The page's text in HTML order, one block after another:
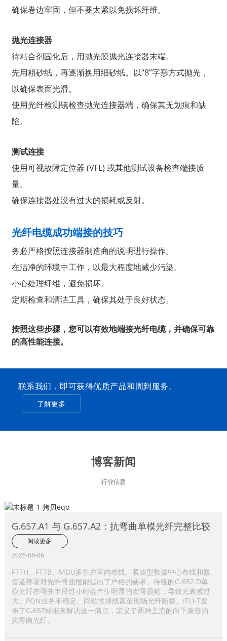
确保卷边牢固，但不要太紧以免损坏纤维。
抛光连接器
待粘合剂固化后，用抛光膜抛光连接器末端。
先用粗砂纸，再逐渐换用细砂纸。以“8”字形方式抛光，
以确保表面光滑。
使用光纤检测镜检查抛光连接器端，确保其无划痕和缺
陷。
测试连接
使用可视故障定位器 (VFL) 或其他测试设备检查端接质
量。
确保连接器处没有过大的损耗或反射。
光纤电缆成功端接的技巧
务必严格按照连接器制造商的说明进行操作。
在洁净的环境中工作，以最大程度地减少污染。
小心处理纤维，避免损坏。
定期检查和清洁工具，确保其处于良好状态。
按照这些步骤，您可以有效地端接光纤电缆，并确保可靠
的高性能连接。
联系我们，即可获得优质产品和周到服务。
了解更多
博客新闻
行业信息
G.657.A1 与 G.657.A2：抗弯曲单模光纤完整比较
阅读更多
2026-08-06
FTTH、FTTB、MDU多住户室内布线、紧凑型数据中心布线和微
管道部署对光纤弯曲性能提出了严格的要求。传统的G.652.D单
模光纤在弯曲半径过小时会产生明显的宏弯损耗，导致光衰减过
大、PON业务不稳定、间歇性掉线甚至现场光纤断裂。ITU-T发
布了G.657标准来解决这一痛点，定义了两种主流的向下兼容的
抗弯曲光纤。